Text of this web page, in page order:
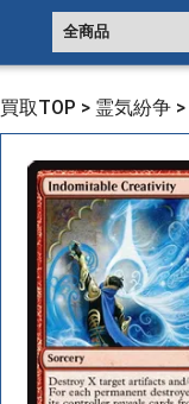
買取TOP > 霊気紛争 >